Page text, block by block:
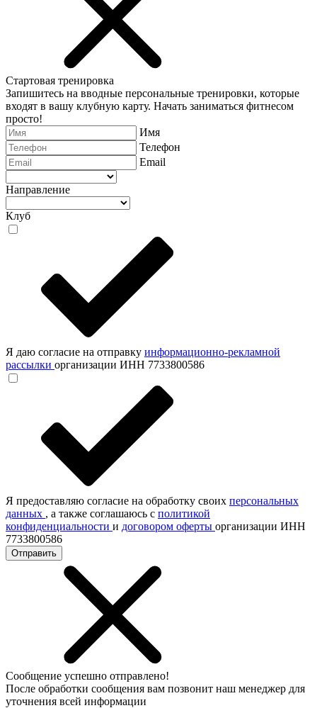
Стартовая тренировка
Запишитесь на вводные персональные тренировки, которые
входят в вашу клубную карту. Начать заниматься фитнесом
просто!
Имя
Телефон
Email
Направление
Клуб
Я даю согласие на отправку информационно-рекламной
рассылки организации ИНН 7733800586
Я предоставляю согласие на обработку своих персональных
данных , а также соглашаюсь с политикой
конфиденциальности и договором оферты организации ИНН
7733800586
Отправить
Сообщение успешно отправлено!
После обработки сообщения вам позвонит наш менеджер для
уточнения всей информации